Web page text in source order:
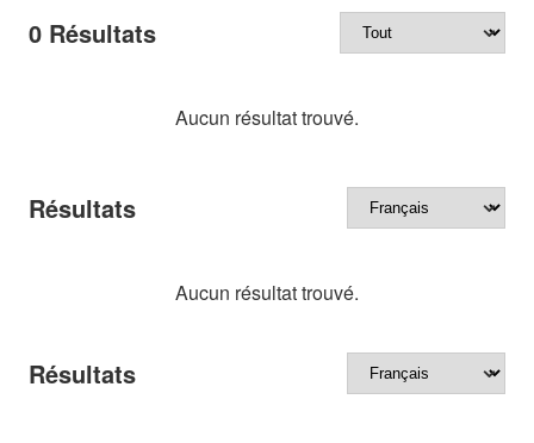
0 Résultats
Aucun résultat trouvé.
Résultats
Aucun résultat trouvé.
Résultats